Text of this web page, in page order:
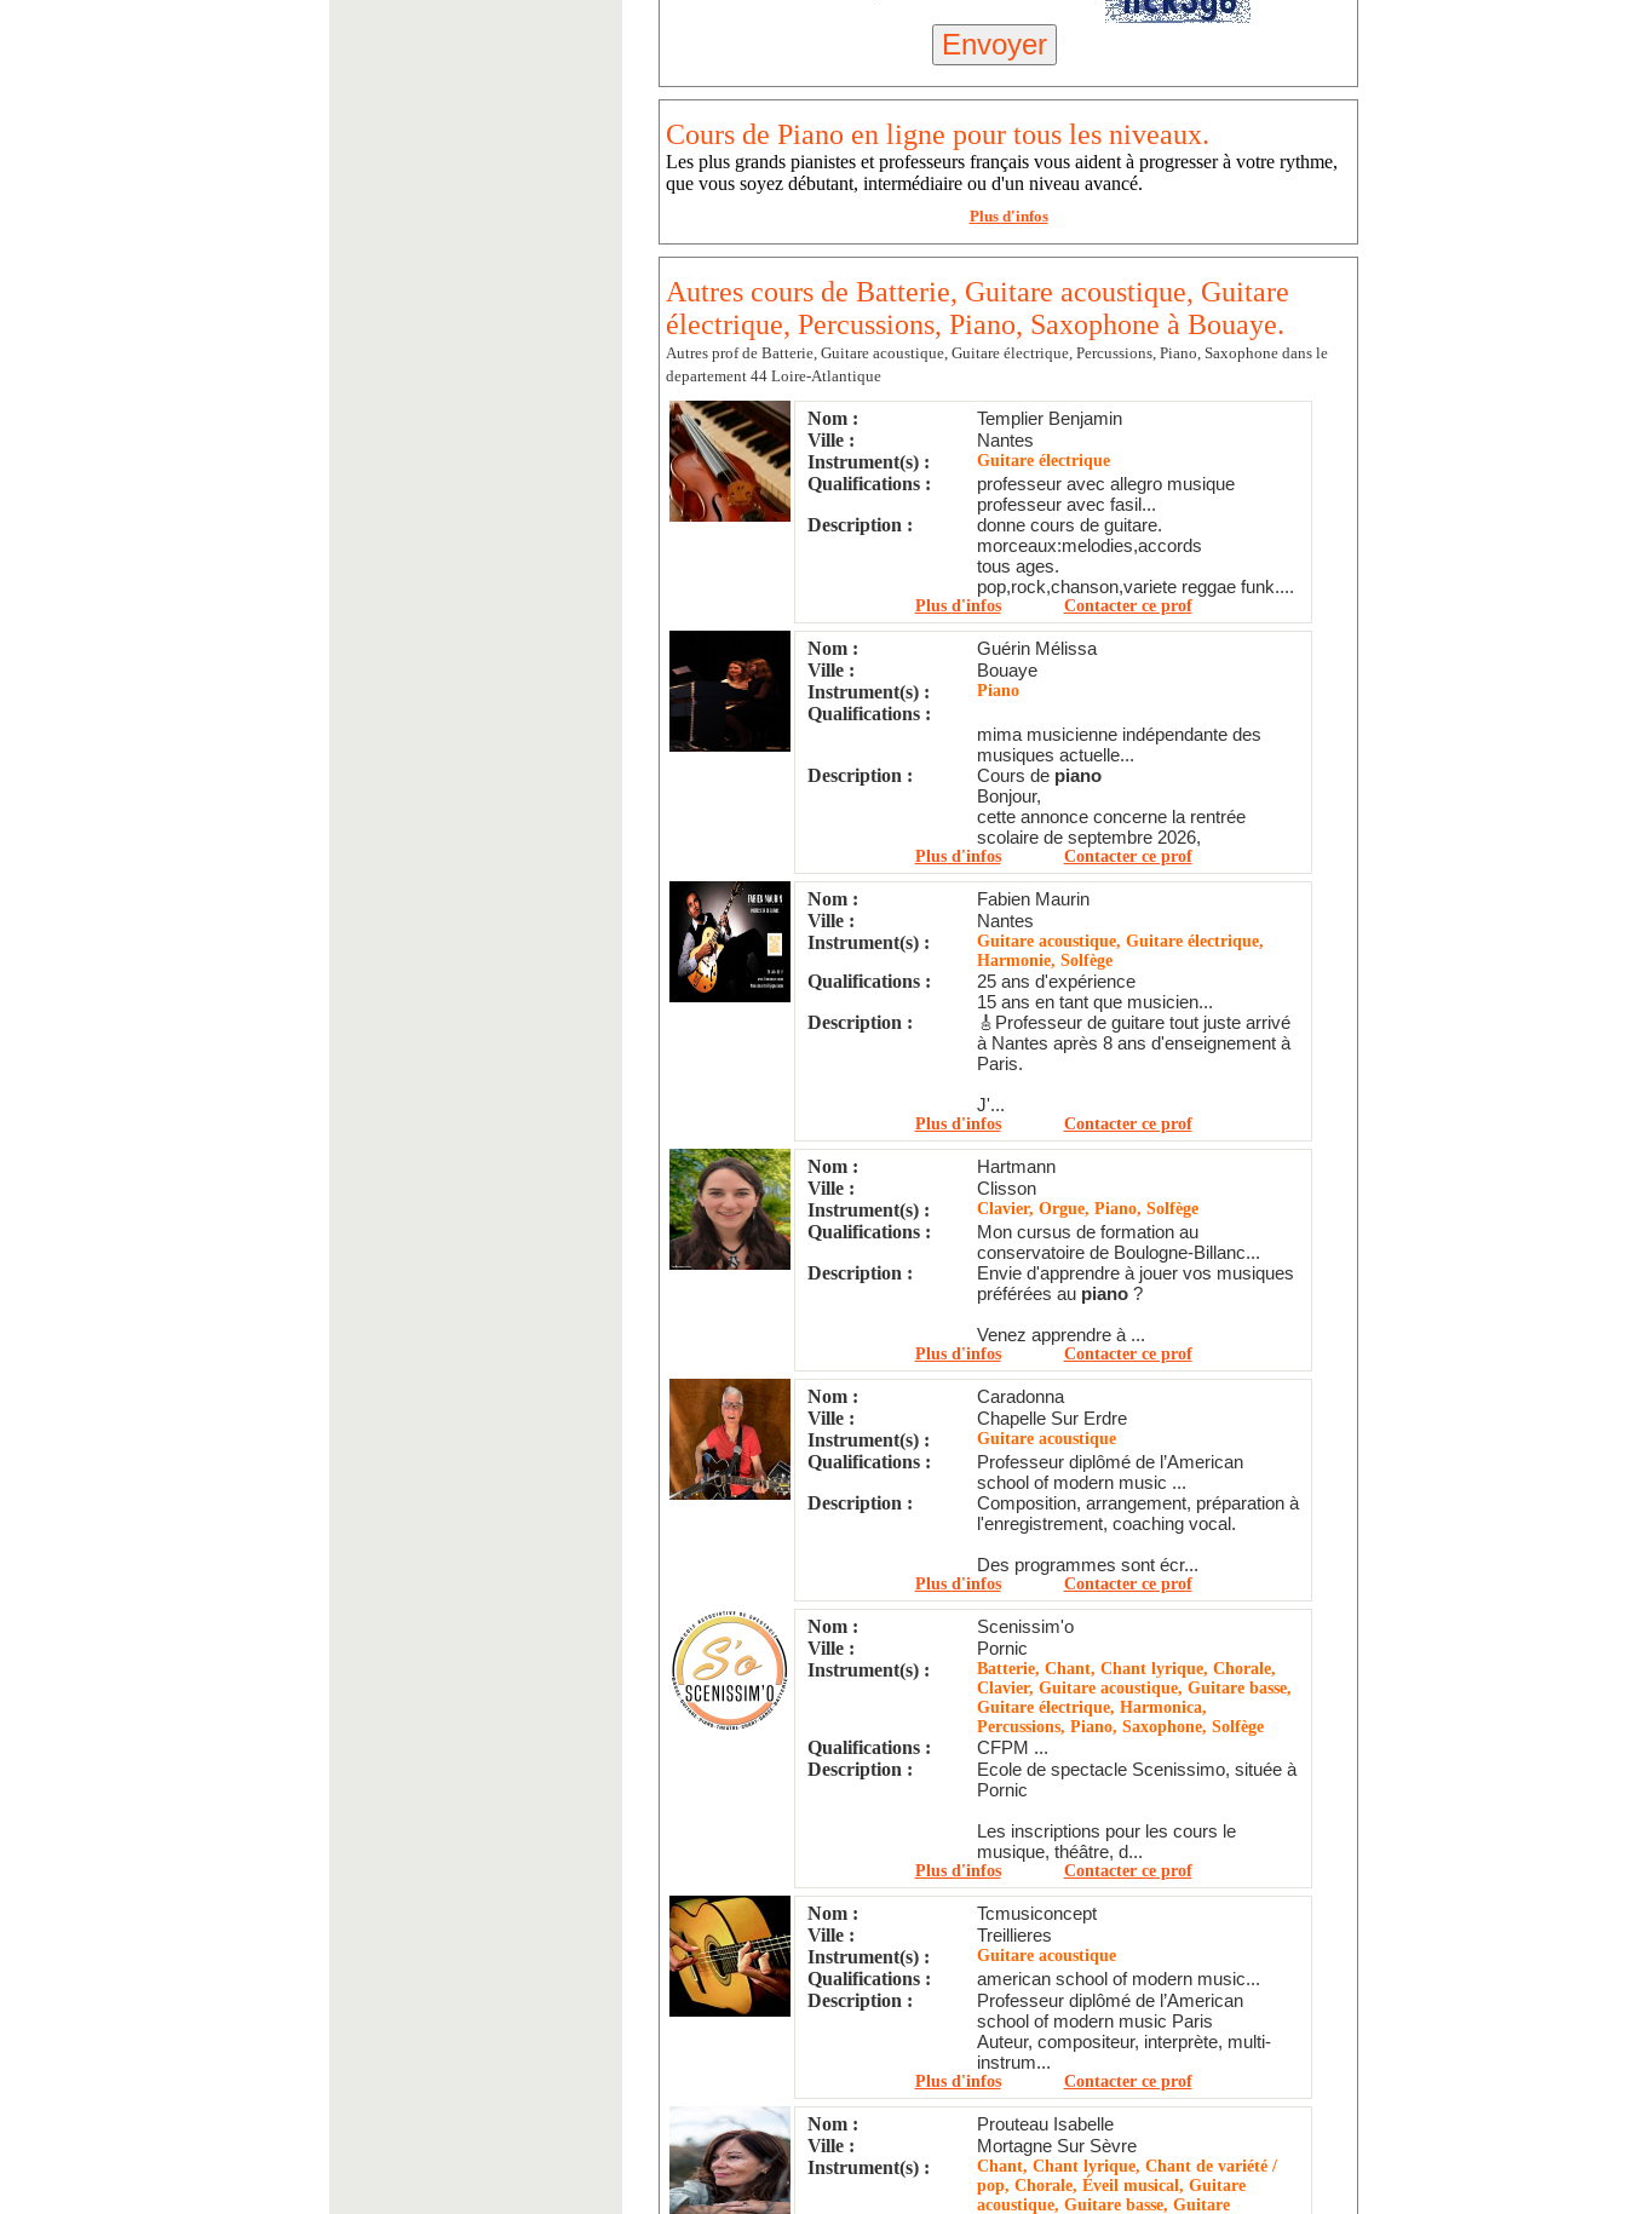
Cours de Piano en ligne pour tous les niveaux.
Les plus grands pianistes et professeurs français vous aident à progresser à votre rythme,
que vous soyez débutant, intermédiaire ou d'un niveau avancé.
Plus d'infos
Autres cours de Batterie, Guitare acoustique, Guitare
électrique, Percussions, Piano, Saxophone à Bouaye.
Autres prof de Batterie, Guitare acoustique, Guitare électrique, Percussions, Piano, Saxophone dans le
departement 44 Loire-Atlantique
Nom :
Templier Benjamin
Ville :
Nantes
Instrument(s) :
Guitare électrique
Qualifications :
professeur avec allegro musique
professeur avec fasil...
Description :
donne cours de guitare.
morceaux:melodies,accords
tous ages.
pop,rock,chanson,variete reggae funk....
Plus d'infos Contacter ce prof
Nom :
Guérin Mélissa
Ville :
Bouaye
Instrument(s) :
Piano
Qualifications :
mima musicienne indépendante des
musiques actuelle...
Description :
Cours de piano
Bonjour,
cette annonce concerne la rentrée
scolaire de septembre 2026,
Plus d'infos Contacter ce prof
Nom :
Fabien Maurin
Ville :
Nantes
Instrument(s) :
Guitare acoustique, Guitare électrique,
Harmonie, Solfège
Qualifications :
25 ans d'expérience
15 ans en tant que musicien...
Description :
🎸Professeur de guitare tout juste arrivé
à Nantes après 8 ans d'enseignement à
Paris.
J'...
Plus d'infos Contacter ce prof
Nom :
Hartmann
Ville :
Clisson
Instrument(s) :
Clavier, Orgue, Piano, Solfège
Qualifications :
Mon cursus de formation au
conservatoire de Boulogne-Billanc...
Description :
Envie d'apprendre à jouer vos musiques
préférées au piano ?
Venez apprendre à ...
Plus d'infos Contacter ce prof
Nom :
Caradonna
Ville :
Chapelle Sur Erdre
Instrument(s) :
Guitare acoustique
Qualifications :
Professeur diplômé de l’American
school of modern music ...
Description :
Composition, arrangement, préparation à
l'enregistrement, coaching vocal.
Des programmes sont écr...
Plus d'infos Contacter ce prof
Nom :
Scenissim'o
Ville :
Pornic
Instrument(s) :
Batterie, Chant, Chant lyrique, Chorale,
Clavier, Guitare acoustique, Guitare basse,
Guitare électrique, Harmonica,
Percussions, Piano, Saxophone, Solfège
Qualifications :
CFPM ...
Description :
Ecole de spectacle Scenissimo, située à
Pornic
Les inscriptions pour les cours le
musique, théâtre, d...
Plus d'infos Contacter ce prof
Nom :
Tcmusiconcept
Ville :
Treillieres
Instrument(s) :
Guitare acoustique
Qualifications :
american school of modern music...
Description :
Professeur diplômé de l’American
school of modern music Paris
Auteur, compositeur, interprète, multi-
instrum...
Plus d'infos Contacter ce prof
Nom :
Prouteau Isabelle
Ville :
Mortagne Sur Sèvre
Instrument(s) :
Chant, Chant lyrique, Chant de variété /
pop, Chorale, Éveil musical, Guitare
acoustique, Guitare basse, Guitare